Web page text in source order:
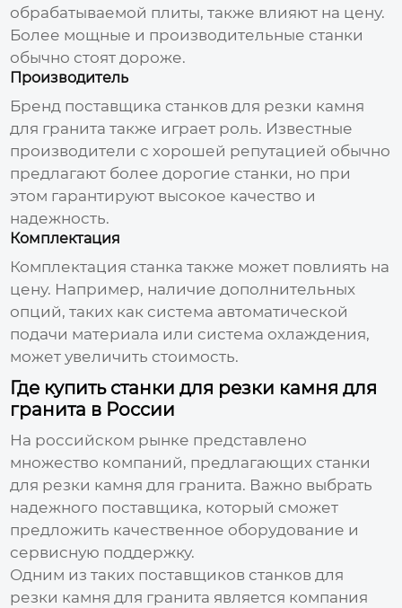
обрабатываемой плиты, также влияют на цену.
Более мощные и производительные станки
обычно стоят дороже.
Производитель
Бренд поставщика станков для резки камня
для гранита также играет роль. Известные
производители с хорошей репутацией обычно
предлагают более дорогие станки, но при
этом гарантируют высокое качество и
надежность.
Комплектация
Комплектация станка также может повлиять на
цену. Например, наличие дополнительных
опций, таких как система автоматической
подачи материала или система охлаждения,
может увеличить стоимость.
Где купить станки для резки камня для
гранита в России
На российском рынке представлено
множество компаний, предлагающих станки
для резки камня для гранита. Важно выбрать
надежного поставщика, который сможет
предложить качественное оборудование и
сервисную поддержку.
Одним из таких поставщиков станков для
резки камня для гранита является компания